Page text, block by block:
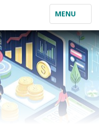
TOGGLE
NAVIGATION
MENU